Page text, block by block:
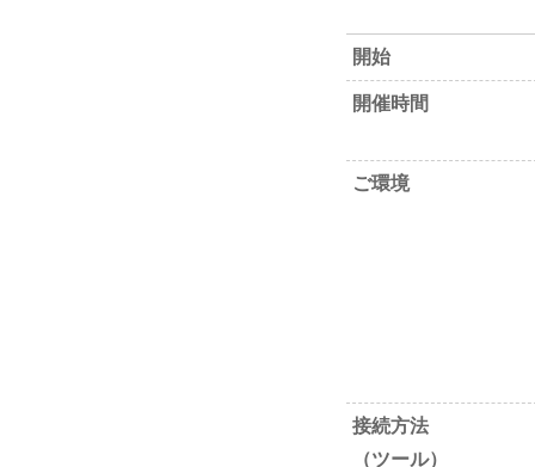
開始
開催時間
ご環境
接続方法
（ツール）